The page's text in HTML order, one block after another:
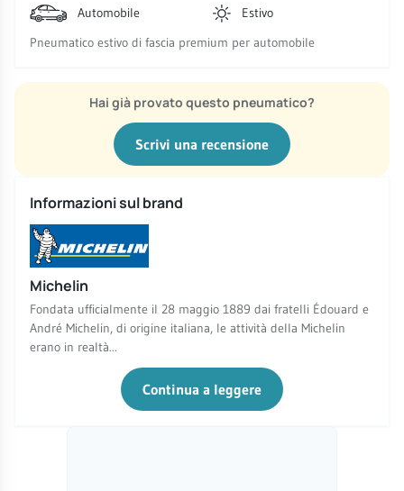
Automobile
Estivo
Pneumatico estivo di fascia premium per automobile
Hai già provato questo pneumatico?
Scrivi una recensione
Informazioni sul brand
Michelin
Fondata ufficialmente il 28 maggio 1889 dai fratelli Édouard e
André Michelin, di origine italiana, le attività della Michelin
erano in realtà...
Continua a leggere